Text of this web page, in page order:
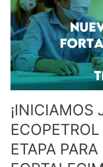
¡INICIAMOS
ETAPA PARA